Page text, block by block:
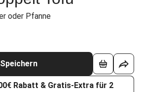
oder Pfanne
Speichern
Rabatt & Gratis-Extra für 2